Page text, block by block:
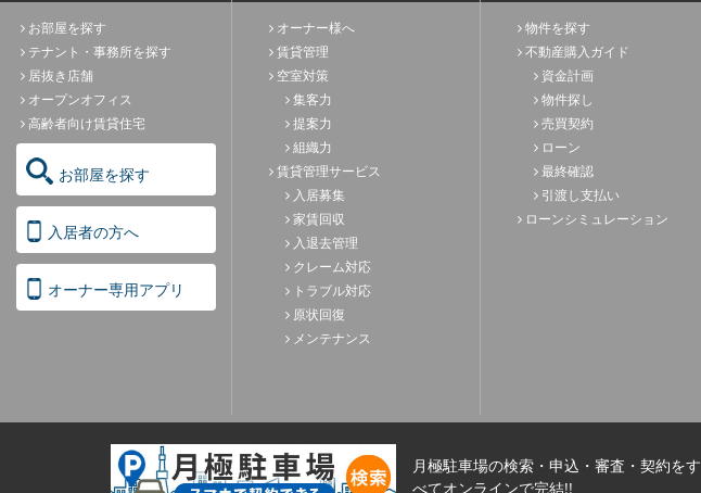
お部屋を探す
テナント・事務所を探す
居抜き店舗
オープンオフィス
高齢者向け賃貸住宅
お部屋を探す
入居者の方へ
オーナー専用アプリ
オーナー様へ
賃貸管理
空室対策
集客力
提案力
組織力
賃貸管理サービス
入居募集
家賃回収
入退去管理
クレーム対応
トラブル対応
原状回復
メンテナンス
物件を探す
不動産購入ガイド
資金計画
物件探し
売買契約
ローン
最終確認
引渡し支払い
ローンシミュレーション
月極駐車場の検索・申込・審査・契約をす
べてオンラインで完結!!